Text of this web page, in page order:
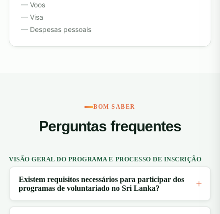
Voos
Visa
Despesas pessoais
BOM SABER
Perguntas frequentes
VISÃO GERAL DO PROGRAMA E PROCESSO DE INSCRIÇÃO
Existem requisitos necessários para participar dos
programas de voluntariado no Sri Lanka?